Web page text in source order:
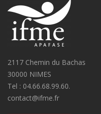
2117 Chemin du Bachas
30000 NIMES
Tel : 04.66.68.99.60.
contact@ifme.fr